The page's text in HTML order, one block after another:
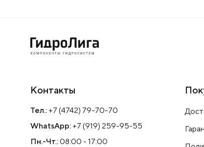
Контакты
Тел.: +7 (4742) 79-70-70
WhatsApp: +7 (919) 259-95-55
Пн.-Чт.:08:00 - 17:00